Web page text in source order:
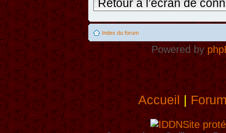
Retour à l’écran de
Index du forum
Powered by
Accueil|
Site